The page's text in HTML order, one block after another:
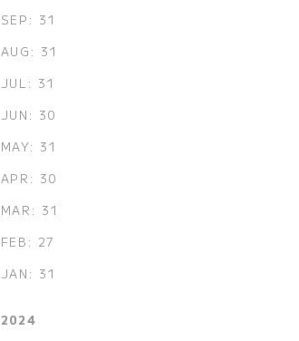
SEP: 31
AUG: 31
JUL: 31
JUN: 30
MAY: 31
APR: 30
MAR: 31
FEB: 27
JAN: 31
2024